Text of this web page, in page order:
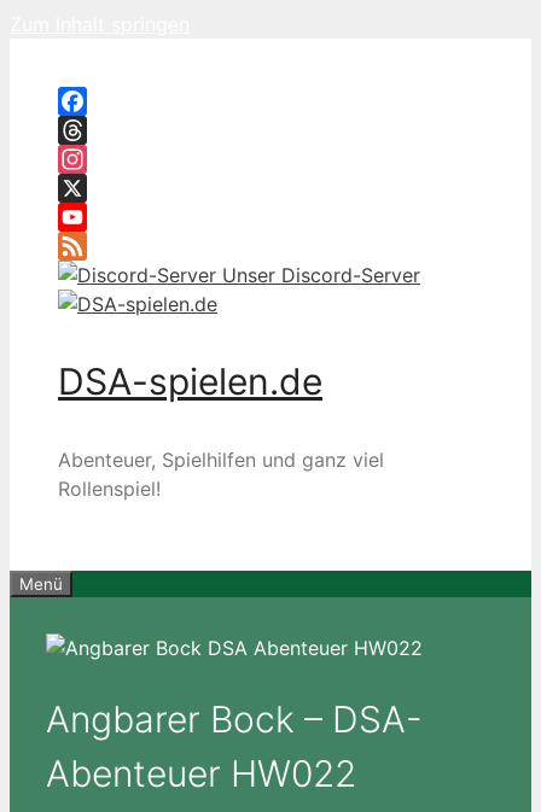
Facebook
Threads
Instagram
X
YouTube
Feed
Unser Discord-Server
DSA-spielen.de
Abenteuer, Spielhilfen und ganz viel
Rollenspiel!
Menü
Angbarer Bock – DSA-
Abenteuer HW022